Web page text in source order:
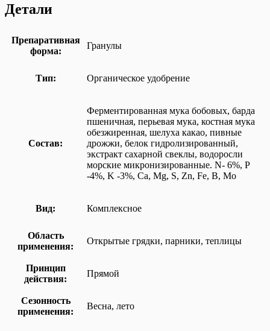
Детали
Препаративная
форма:
Гранулы
Тип: Органическое удобрение
Состав:
Ферментированная мука бобовых, барда
пшеничная, перьевая мука, костная мука
обезжиренная, шелуха какао, пивные
дрожжи, белок гидролизированный,
экстракт сахарной свеклы, водоросли
морские микронизированные. N- 6%, P
-4%, K -3%, Ca, Mg, S, Zn, Fe, B, Mo
Вид: Комплексное
Область
применения:
Открытые грядки, парники, теплицы
Принцип
действия:
Прямой
Сезонность
применения:
Весна, лето